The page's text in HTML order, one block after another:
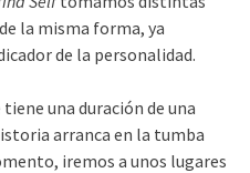
la misma forma, ya
de la personalidad.
una duración de una
arranca en la tumba
iremos a unos lugares